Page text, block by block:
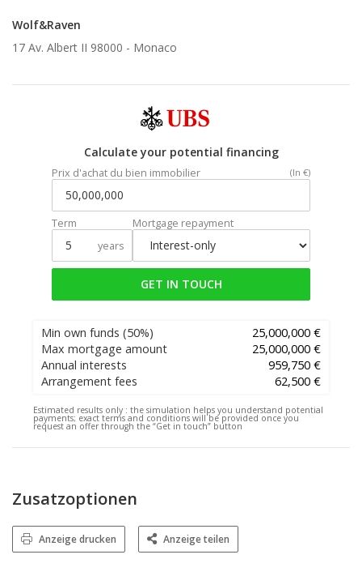
Wolf&Raven
17 Av. Albert II 98000 - Monaco
Calculate your potential financing
Prix d'achat du bien immobilier (In €)
Term
years
Mortgage repayment
GET IN TOUCH
Min own funds (50%)
25,000,000 €
Max mortgage amount
25,000,000 €
Annual interests
959,750 €
Arrangement fees
62,500 €
Estimated results only : the simulation helps you understand potential
payments; exact terms and conditions will be provided once you
request an offer through the “Get in touch” button
Zusatzoptionen
Anzeige drucken Anzeige teilen